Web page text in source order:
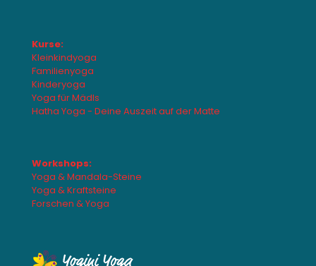
Kurse:
Kleinkindyoga
Familienyoga
Kinderyoga
Yoga für Mädls
Hatha Yoga - Deine Auszeit auf der Matte
Workshops:
Yoga & Mandala-Steine
Yoga & Kraftsteine
Forschen & Yoga